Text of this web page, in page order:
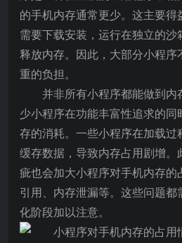
的手机内存通常更少。这主要
需要下载安装，运行在独立的
释放内存。因此，大部分小程
重的负担。
并非所有小程序都能做到
少小程序在功能丰富性追求的
存的消耗。一些小程序在加载过
缓存数据，导致内存占用剧增。
疵也会加大小程序对手机内存
引用、内存泄漏等。这些问题
化阶段加以注意。